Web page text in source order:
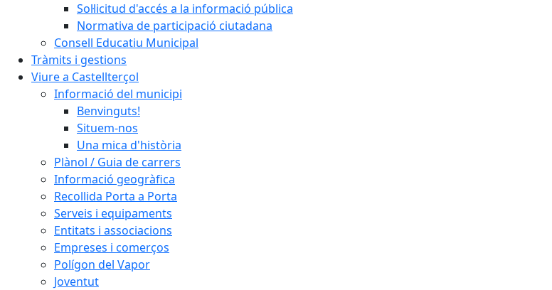
Sol·licitud d'accés a la informació pública
Normativa de participació ciutadana
Consell Educatiu Municipal
Tràmits i gestions
Viure a Castellterçol
Informació del municipi
Benvinguts!
Situem-nos
Una mica d'història
Plànol / Guia de carrers
Informació geogràfica
Recollida Porta a Porta
Serveis i equipaments
Entitats i associacions
Empreses i comerços
Polígon del Vapor
Joventut